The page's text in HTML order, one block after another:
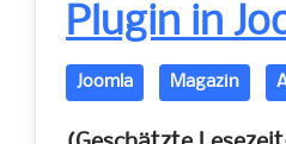
Plugin in
Joomla Magazin